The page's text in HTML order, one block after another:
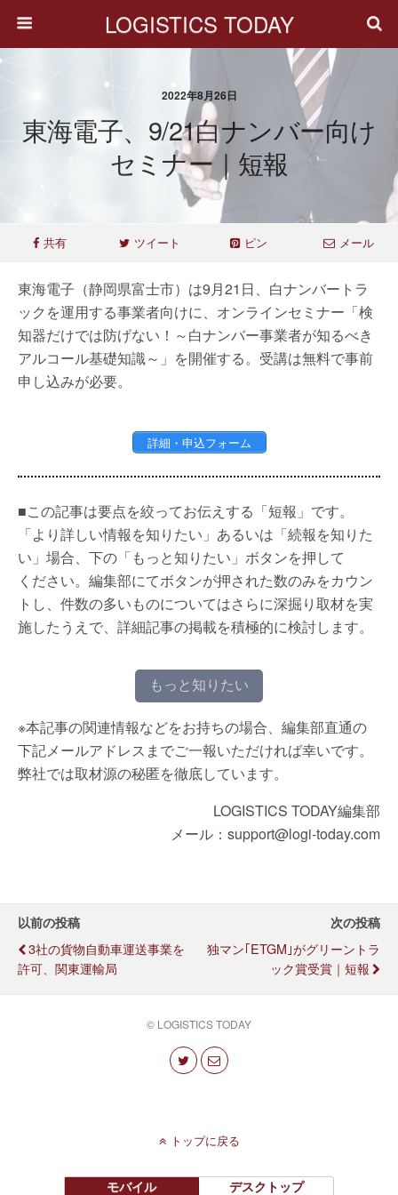
LOGISTICS TODAY
2022年8月26日
東海電子、9/21白ナンバー向け
セミナー｜短報
共有 ツイート ピン メール
東海電子（静岡県富士市）は9月21日、白ナンバートラ
ックを運用する事業者向けに、オンラインセミナー「検
知器だけでは防げない！～白ナンバー事業者が知るべき
アルコール基礎知識～」を開催する。受講は無料で事前
申し込みが必要。
詳細・申込フォーム
■この記事は要点を絞ってお伝えする「短報」です。
「より詳しい情報を知りたい」あるいは「続報を知りた
い」場合、下の「もっと知りたい」ボタンを押して
ください。編集部にてボタンが押された数のみをカウン
トし、件数の多いものについてはさらに深掘り取材を実
施したうえで、詳細記事の掲載を積極的に検討します。
もっと知りたい
※本記事の関連情報などをお持ちの場合、編集部直通の
下記メールアドレスまでご一報いただければ幸いです。
弊社では取材源の秘匿を徹底しています。
LOGISTICS TODAY編集部
メール：support@logi-today.com
以前の投稿
3社の貨物自動車運送事業を
許可、関東運輸局
次の投稿
独マン｢eTGM｣がグリーントラ
ック賞受賞｜短報
© LOGISTICS TODAY
トップに戻る
モバイル デスクトップ